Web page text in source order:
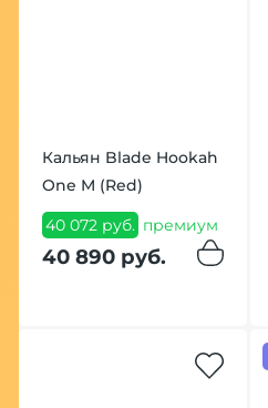
Кальян Blade Hookah
One M (Red)
40 072 руб. премиум
40 890 руб.